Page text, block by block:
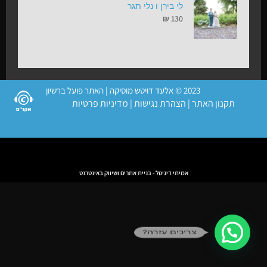
לי בירן ו נלי תגר
₪ 130
2023 © אלעד דויטש מוסיקה | האתר פועל ברשיון
תקנון האתר| הצהרת נגישות| מדיניות פרטיות
אמיתי דיגיטל - בניית אתרים ושיווק באינטרנט
צריכים עזרה?